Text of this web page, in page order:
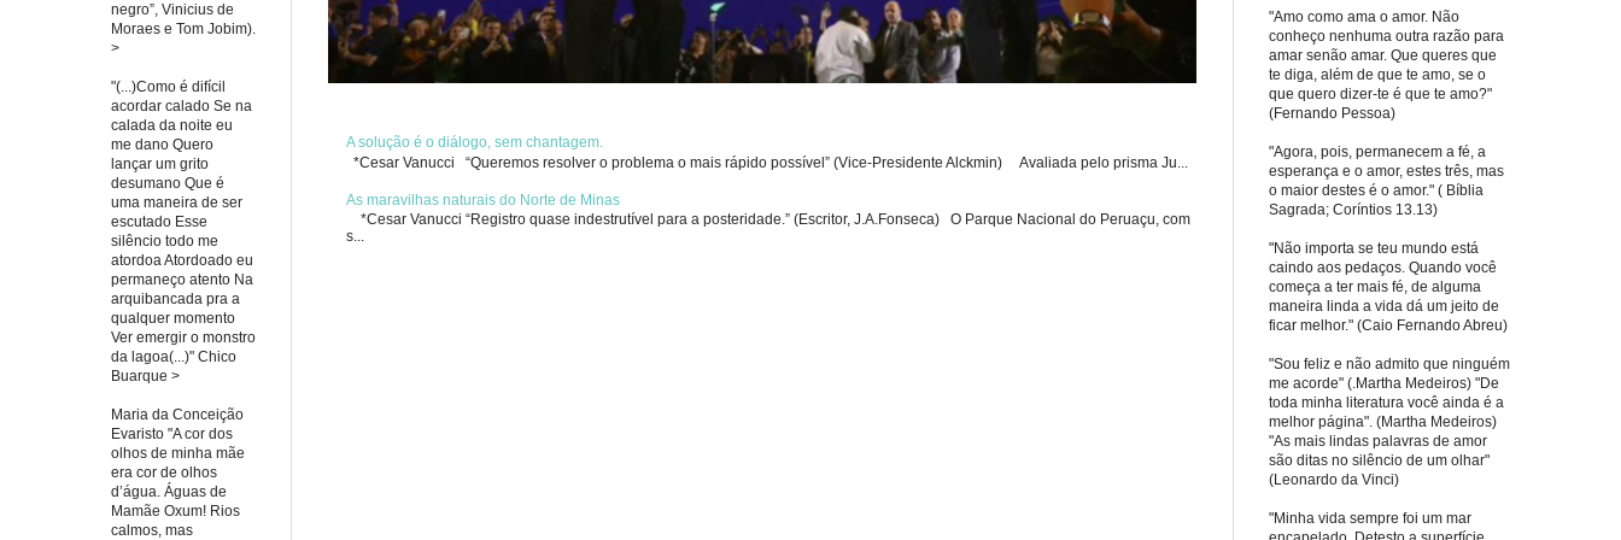
A solução é o diálogo, sem chantagem.
*Cesar Vanucci “Queremos resolver o problema o mais rápido possível” (Vice-Presidente Alckmin) Avaliada pelo prisma Ju...
As maravilhas naturais do Norte de Minas
*Cesar Vanucci “Registro quase indestrutível para a posteridade.” (Escritor, J.A.Fonseca) O Parque Nacional do Peruaçu, com
s...
negro”, Vinicius de
Moraes e Tom Jobim).
>
"(...)Como é difícil
acordar calado Se na
calada da noite eu
me dano Quero
lançar um grito
desumano Que é
uma maneira de ser
escutado Esse
silêncio todo me
atordoa Atordoado eu
permaneço atento Na
arquibancada pra a
qualquer momento
Ver emergir o monstro
da lagoa(...)" Chico
Buarque >
Maria da Conceição
Evaristo "A cor dos
olhos de minha mãe
era cor de olhos
d’água. Águas de
Mamãe Oxum! Rios
calmos, mas
"Amo como ama o amor. Não
conheço nenhuma outra razão para
amar senão amar. Que queres que
te diga, além de que te amo, se o
que quero dizer-te é que te amo?"
(Fernando Pessoa)
"Agora, pois, permanecem a fé, a
esperança e o amor, estes três, mas
o maior destes é o amor." ( Bíblia
Sagrada; Coríntios 13.13)
"Não importa se teu mundo está
caindo aos pedaços. Quando você
começa a ter mais fé, de alguma
maneira linda a vida dá um jeito de
ficar melhor." (Caio Fernando Abreu)
"Sou feliz e não admito que ninguém
me acorde" (.Martha Medeiros) "De
toda minha literatura você ainda é a
melhor página". (Martha Medeiros)
"As mais lindas palavras de amor
são ditas no silêncio de um olhar"
(Leonardo da Vinci)
"Minha vida sempre foi um mar